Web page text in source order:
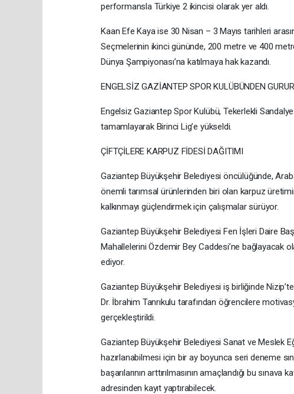
performansla Türkiye 2 ikincisi olarak yer aldı.
Kaan Efe Kaya ise 30 Nisan – 3 Mayıs tarihleri
Seçmelerinin ikinci gününde, 200 metre ve 400
Dünya Şampiyonası’na katılmaya hak kazandı.
ENGELSİZ GAZİANTEP SPOR KULÜBÜNDEN
Engelsiz Gaziantep Spor Kulübü, Tekerlekli
tamamlayarak Birinci Lig’e yükseldi.
ÇİFTÇİLERE KARPUZ FİDESİ DAĞITIMI
Gaziantep Büyükşehir Belediyesi öncülüğünde,
önemli tarımsal ürünlerinden biri olan karpuz
kalkınmayı güçlendirmek için çalışmalar sürüyor.
Gaziantep Büyükşehir Belediyesi Fen İşleri Daire
Mahallelerini Özdemir Bey Caddesi’ne bağlayacak
ediyor.
Gaziantep Büyükşehir Belediyesi iş birliğinde
Dr. İbrahim Tanrıkulu tarafından öğrencilere
gerçekleştirildi.
Gaziantep Büyükşehir Belediyesi Sanat ve Meslek
hazırlanabilmesi için bir ay boyunca seri deneme
başarılarının arttırılmasının amaçlandığı bu
adresinden kayıt yaptırabilecek.